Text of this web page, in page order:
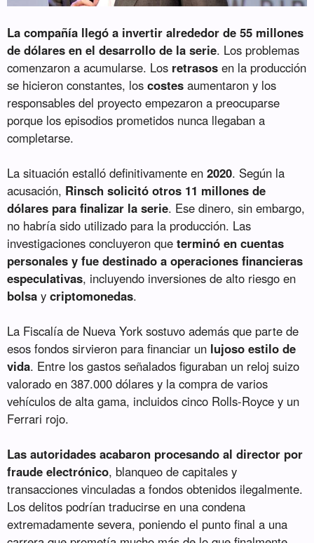
La compañía llegó a invertir alrededor de 55 millones
de dólares en el desarrollo de la serie. Los problemas
comenzaron a acumularse. Los retrasos en la producción
se hicieron constantes, loscostes aumentaron y los
responsables del proyecto empezaron a preocuparse
porque los episodios prometidos nunca llegaban a
completarse.
La situación estalló definitivamente en2020. Según la
acusación, Rinsch solicitó otros 11 millones de
dólares para finalizar la serie. Ese dinero, sin embargo,
no habría sido utilizado para la producción. Las
investigaciones concluyeron queterminó en cuentas
personales y fue destinado a operaciones financieras
especulativas, incluyendo inversiones de alto riesgo en
bolsa ycriptomonedas.
La Fiscalía de Nueva York sostuvo además que parte de
esos fondos sirvieron para financiar un lujoso estilo de
vida. Entre los gastos señalados figuraban un reloj suizo
valorado en 387.000 dólares y la compra de varios
vehículos de alta gama, incluidos cinco Rolls-Royce y un
Ferrari rojo.
Las autoridades acabaron procesando al director por
fraude electrónico, blanqueo de capitales y
transacciones vinculadas a fondos obtenidos ilegalmente.
Los delitos podrían traducirse en una condena
extremadamente severa, poniendo el punto final a una